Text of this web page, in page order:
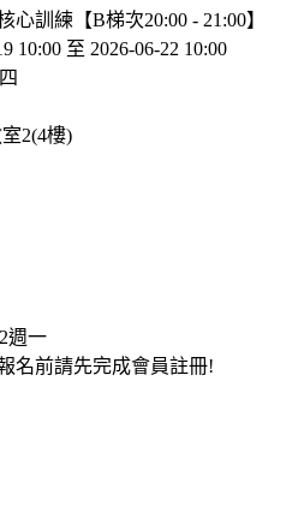
心訓練【B梯次20:00 - 21:00】
10:00 至 2026-06-22 10:00
2(4樓)
週一
名前請先完成會員註冊!